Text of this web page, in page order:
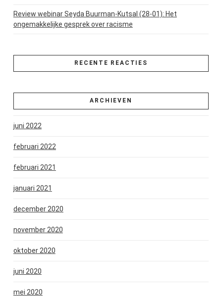
Review webinar Seyda Buurman-Kutsal (28-01): Het
ongemakkelijke gesprek over racisme
RECENTE REACTIES
ARCHIEVEN
juni 2022
februari 2022
februari 2021
januari 2021
december 2020
november 2020
oktober 2020
juni 2020
mei 2020